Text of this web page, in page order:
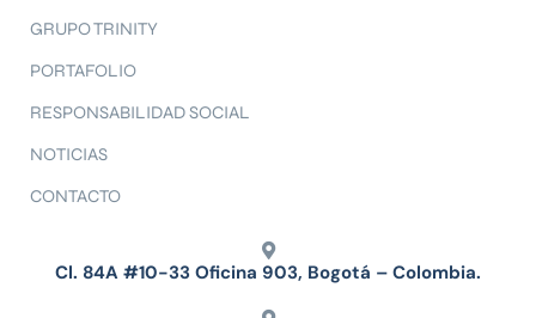
GRUPO TRINITY
PORTAFOLIO
RESPONSABILIDAD SOCIAL
NOTICIAS
CONTACTO
Cl. 84A #10-33 Oficina 903, Bogotá – Colombia.